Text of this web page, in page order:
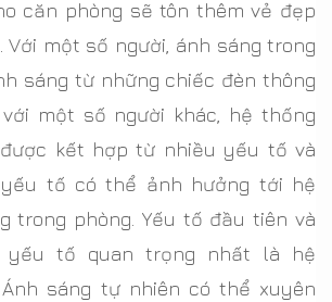
căn phòng sẽ tôn thêm vẻ đẹp
Với một số người, ánh sáng trong
sáng từ những chiếc đèn thông
một số người khác, hệ thống
kết hợp từ nhiều yếu tố và
tố có thể ảnh hưởng tới hệ
trong phòng. Yếu tố đầu tiên và
yếu tố quan trọng nhất là hệ
sáng tự nhiên có thể xuyên